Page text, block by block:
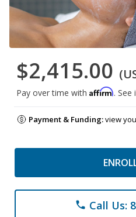
$2,415.00
Pay over time with Affirm.
Payment & Funding:view
phone Call Us: